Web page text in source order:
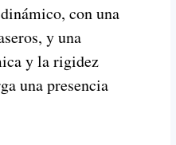
con una
y una
y la rigidez
una presencia